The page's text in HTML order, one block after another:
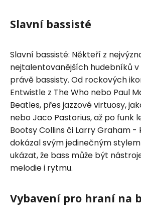
Slavní bassisté
Slavní bassisté: Někteří z
nejtalentovanějších hudebníků v
právě bassisty. Od rockových
Entwistle z The Who nebo Paul
Beatles, přes jazzové virtuosy,
nebo Jaco Pastorius, až po funk
Bootsy Collins či Larry Graham -
dokázal svým jedinečným
ukázat, že bass může být
melodie i rytmu.
Vybavení pro hraní na